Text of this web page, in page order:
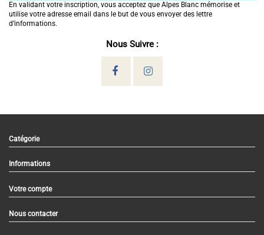
En validant votre inscription, vous acceptez que Alpes Blanc mémorise et
utilise votre adresse email dans le but de vous envoyer des lettre
d’informations.
Nous Suivre :
Catégorie
Informations
Votre compte
Nous contacter